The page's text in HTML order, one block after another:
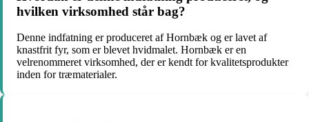
hvilken virksomhed står bag?
Denne indfatning er produceret af Hornbæk og er lavet af
knastfrit fyr, som er blevet hvidmalet. Hornbæk er en
velrenommeret virksomhed, der er kendt for kvalitetsprodukter
inden for træmaterialer.